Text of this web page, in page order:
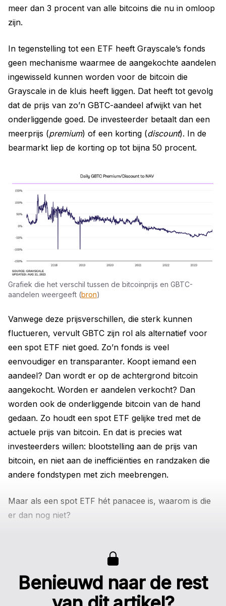
meer dan 3 procent van alle bitcoins die nu in omloop
zijn.
In tegenstelling tot een ETF heeft Grayscale’s fonds
geen mechanisme waarmee de aangekochte aandelen
ingewisseld kunnen worden voor de bitcoin die
Grayscale in de kluis heeft liggen. Dat heeft tot gevolg
dat de prijs van zo’n GBTC-aandeel afwijkt van het
onderliggende goed. De investeerder betaalt dan een
meerprijs (premium) of een korting (discount). In de
bearmarkt liep de korting op tot bijna 50 procent.
Grafiek die het verschil tussen de bitcoinprijs en GBTC-
aandelen weergeeft (bron)
Vanwege deze prijsverschillen, die sterk kunnen
fluctueren, vervult GBTC zijn rol als alternatief voor
een spot ETF niet goed. Zo’n fonds is veel
eenvoudiger en transparanter. Koopt iemand een
aandeel? Dan wordt er op de achtergrond bitcoin
aangekocht. Worden er aandelen verkocht? Dan
worden ook de onderliggende bitcoin van de hand
gedaan. Zo houdt een spot ETF gelijke tred met de
actuele prijs van bitcoin. En dat is precies wat
investeerders willen: blootstelling aan de prijs van
bitcoin, en niet aan de inefficiënties en randzaken die
andere fondstypen met zich meebrengen.
Maar als een spot ETF hét panacee is, waarom is die
er dan nog niet?
Benieuwd naar de rest